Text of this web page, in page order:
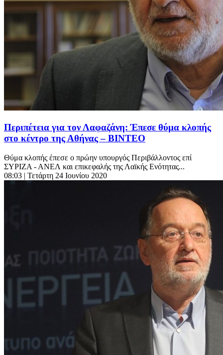
Περιπέτεια για τον Λαφαζάνη: Έπεσε θύμα κλοπής
στο κέντρο της Αθήνας – ΒΙΝΤΕΟ
Θύμα κλοπής έπεσε ο πρώην υπουργός Περιβάλλοντος επί
ΣΥΡΙΖΑ - ΑΝΕΛ και επικεφαλής της Λαϊκής Ενότητας...
08:03 | Τετάρτη 24 Ιουνίου 2020